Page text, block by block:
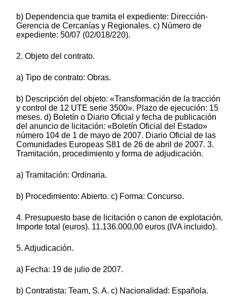
b) Dependencia que tramita el expediente: Dirección-
Gerencia de Cercanías y Regionales. c) Número de
expediente: 50/07 (02/018/220).
2. Objeto del contrato.
a) Tipo de contrato: Obras.
b) Descripción del objeto: «Transformación de la tracción
y control de 12 UTE serie 3500». Plazo de ejecución: 15
meses. d) Boletín o Diario Oficial y fecha de publicación
del anuncio de licitación: «Boletín Oficial del Estado»
número 104 de 1 de mayo de 2007. Diario Oficial de las
Comunidades Europeas S81 de 26 de abril de 2007. 3.
Tramitación, procedimiento y forma de adjudicación.
a) Tramitación: Ordinaria.
b) Procedimiento: Abierto. c) Forma: Concurso.
4. Presupuesto base de licitación o canon de explotación.
Importe total (euros). 11.136.000,00 euros (IVA incluido).
5. Adjudicación.
a) Fecha: 19 de julio de 2007.
b) Contratista: Team, S. A. c) Nacionalidad: Española.